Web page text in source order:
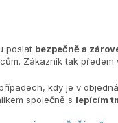
poslat bezpečně a
Zákazník tak
kdy je v
společně s lepícím